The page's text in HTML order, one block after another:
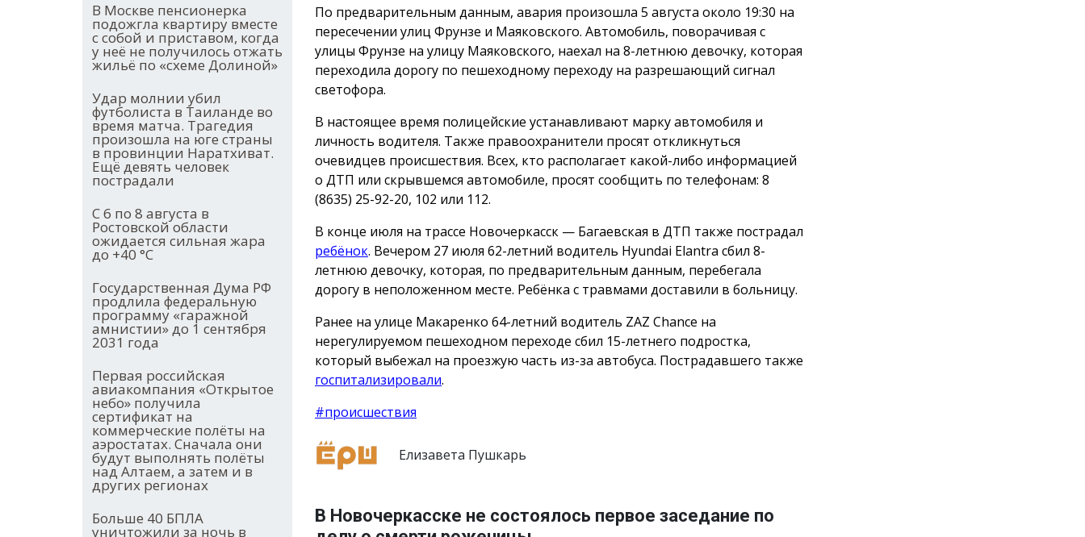
В Москве пенсионерка
подожгла квартиру вместе
с собой и приставом, когда
у неё не получилось отжать
жильё по «схеме Долиной»
Удар молнии убил
футболиста в Таиланде во
время матча. Трагедия
произошла на юге страны
в провинции Наратхиват.
Ещё девять человек
пострадали
С 6 по 8 августа в
Ростовской области
ожидается сильная жара
до +40 °С
Государственная Дума РФ
продлила федеральную
программу «гаражной
амнистии» до 1 сентября
2031 года
Первая российская
авиакомпания «Открытое
небо» получила
сертификат на
коммерческие полёты на
аэростатах. Сначала они
будут выполнять полёты
над Алтаем, а затем и в
других регионах
Больше 40 БПЛА
уничтожили за ночь в
По предварительным данным, авария произошла 5 августа около 19:30 на
пересечении улиц Фрунзе и Маяковского. Автомобиль, поворачивая с
улицы Фрунзе на улицу Маяковского, наехал на 8-летнюю девочку, которая
переходила дорогу по пешеходному переходу на разрешающий сигнал
светофора.
В настоящее время полицейские устанавливают марку автомобиля и
личность водителя. Также правоохранители просят откликнуться
очевидцев происшествия. Всех, кто располагает какой-либо информацией
о ДТП или скрывшемся автомобиле, просят сообщить по телефонам: 8
(8635) 25-92-20, 102 или 112.
В конце июля на трассе Новочеркасск — Багаевская в ДТП также пострадал
ребёнок. Вечером 27 июля 62-летний водитель Hyundai Elantra сбил 8-
летнюю девочку, которая, по предварительным данным, перебегала
дорогу в неположенном месте. Ребёнка с травмами доставили в больницу.
Ранее на улице Макаренко 64-летний водитель ZAZ Chance на
нерегулируемом пешеходном переходе сбил 15-летнего подростка,
который выбежал на проезжую часть из-за автобуса. Пострадавшего также
госпитализировали.
#происшествия
Елизавета Пушкарь
В Новочеркасске не состоялось первое заседание по